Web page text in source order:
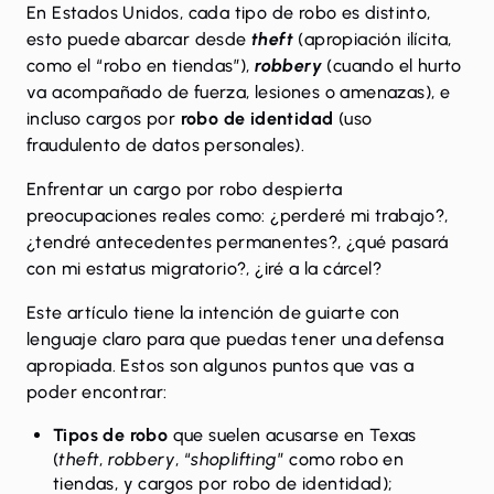
En Estados Unidos, cada tipo de robo es distinto,
esto puede abarcar desde theft (apropiación ilícita,
como el “robo en tiendas”),robbery (cuando el hurto
va acompañado de fuerza, lesiones o amenazas), e
incluso cargos por robo de identidad (uso
fraudulento de datos personales).
Enfrentar un cargo por robo despierta
preocupaciones reales como: ¿perderé mi trabajo?,
¿tendré antecedentes permanentes?, ¿qué pasará
con mi estatus migratorio?, ¿iré a la cárcel?
Este artículo tiene la intención de guiarte con
lenguaje claro para que puedas tener una defensa
apropiada. Estos son algunos puntos que vas a
poder encontrar:
Tipos de robo que suelen acusarse en Texas
(theft,robbery, “shoplifting” como robo en
tiendas, y cargos por robo de identidad);